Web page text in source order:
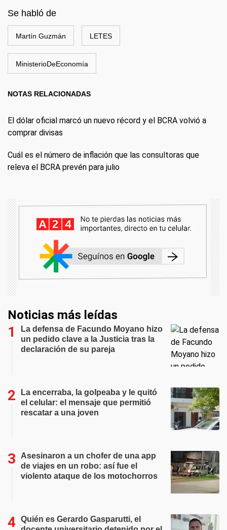
Se habló de
Martín Guzmán LETES
MinisterioDeEconomía
NOTAS RELACIONADAS
El dólar oficial marcó un nuevo récord y el BCRA volvió a
comprar divisas
Cuál es el número de inflación que las consultoras que
releva el BCRA prevén para julio
Noticias más leídas
La defensa de Facundo Moyano hizo
un pedido clave a la Justicia tras la
declaración de su pareja
La encerraba, la golpeaba y le quitó
el celular: el mensaje que permitió
rescatar a una joven
Asesinaron a un chofer de una app
de viajes en un robo: así fue el
violento ataque de los motochorros
Quién es Gerardo Gasparutti, el